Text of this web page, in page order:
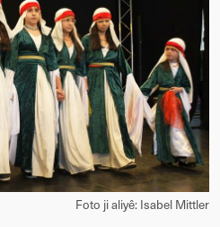
Foto ji aliyê: Isabel Mittler